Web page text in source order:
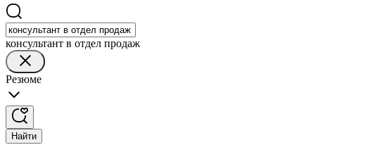
консультант в отдел продаж
Резюме
Найти